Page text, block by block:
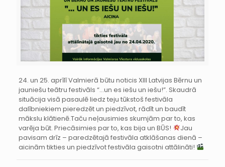
24. un 25. aprīlī Valmierā būtu noticis XIII Latvijas Bērnu un
jauniešu teātru festivāls “…un es iešu un iešu!”. Skaudrā
situācija visā pasaulē liedz teju tūkstoš festivāla
dalībniekiem pieredzēt un piedzīvot, rādīt un baudīt
mākslu klātienē.Taču neļausimies skumjām par to, kas
varēja būt. Priecāsimies par to, kas bija un BŪS!
Jau
pavisam drīz – paredzētajā festivāla atklāšanas dienā –
aicinām tikties un piedzīvot festivāla gaisotni attālināti!